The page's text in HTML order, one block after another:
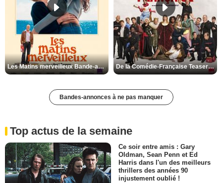
Les Matins merveilleux Bande-annonce VF De la Comédie-Française Teaser VF
Bandes-annonces à ne pas manquer
Top actus de la semaine
Ce soir entre amis : Gary
Oldman, Sean Penn et Ed
Harris dans l'un des meilleurs
thrillers des années 90
injustement oublié !